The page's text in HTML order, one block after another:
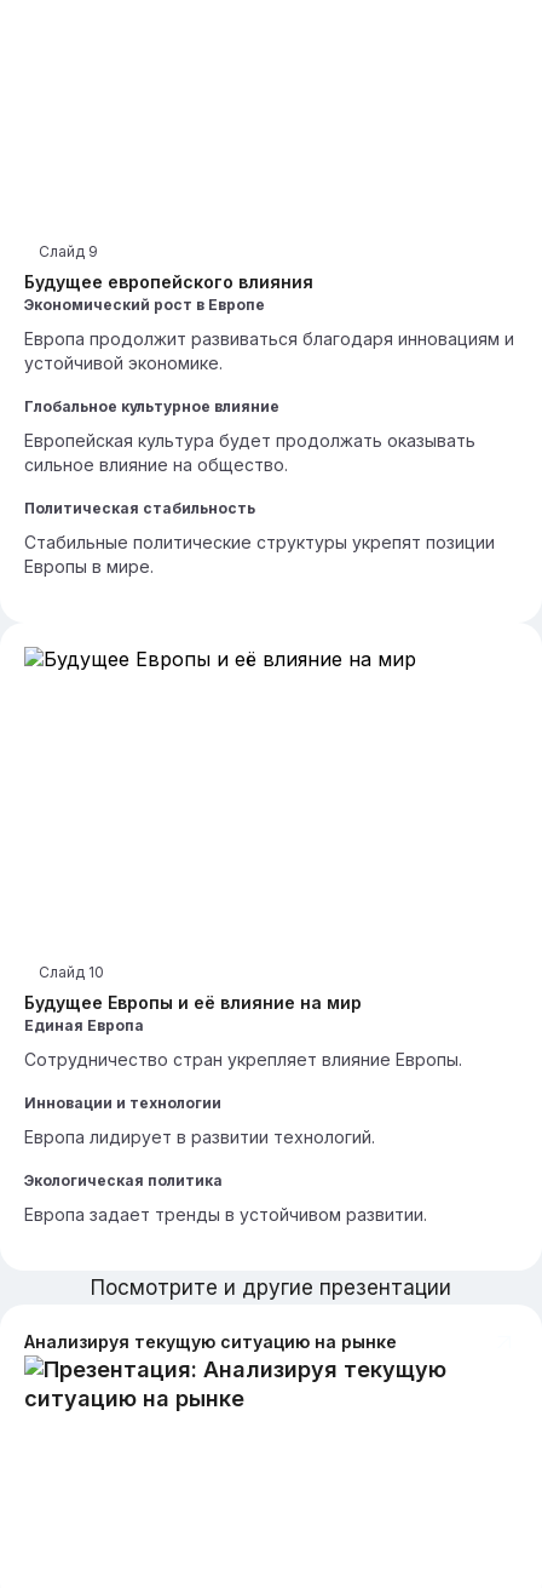
Будущее европейского влияния
Слайд 9
Экономический рост в Европе
Европа продолжит развиваться благодаря инновациям и
устойчивой экономике.
Глобальное культурное влияние
Европейская культура будет продолжать оказывать
сильное влияние на общество.
Политическая стабильность
Стабильные политические структуры укрепят позиции
Европы в мире.
Будущее Европы и её влияние на мир
Слайд 10
Единая Европа
Сотрудничество стран укрепляет влияние Европы.
Инновации и технологии
Европа лидирует в развитии технологий.
Экологическая политика
Европа задает тренды в устойчивом развитии.
Посмотрите и другие презентации
Анализируя текущую ситуацию на рынке